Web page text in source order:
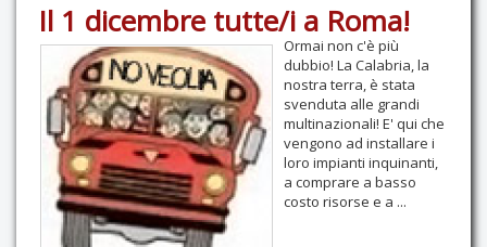
Il 1 dicembre tutte/i a Roma!
Ormai non c'è più
dubbio! La Calabria, la
nostra terra, è stata
svenduta alle grandi
multinazionali! E' qui che
vengono ad installare i
loro impianti inquinanti,
a comprare a basso
costo risorse e a ...